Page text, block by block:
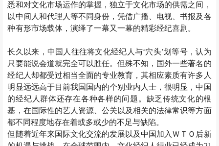
悉和对文化市场运作的掌握，独立于文化市场的供需之间，
以中间人和代理人等不同身份，凭借广播、电视、书报及各
种有形市场载体，演绎了一幕又一幕的精彩经纪喜剧。
长久以来，中国人往往将文化经纪人与‘穴头’划等号，认为
只要能说会道就完全可以胜任。但殊不知，国外一些著名的
经纪人却都受过相当全面的专业教育，其相应素质有许多人
明显远远高于目前我国国内的个别业内人士，很明显，中国
的经纪人群体还存在各种各样的问题。缺乏传统文化的根
基，在国际性的艺人资源、公关以及相关的法律常识等方面
都不同程度地存在着或多或少的不足与缺陷。
但随着近年来国际文化交流的发展以及中国加入ＷＴＯ后新